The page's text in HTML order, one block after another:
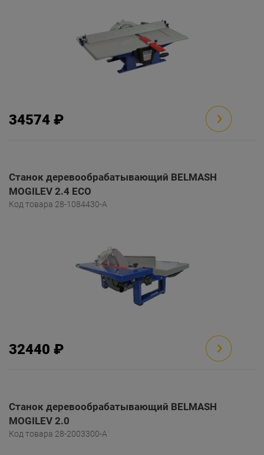
34574 ₽
Станок деревообрабатывающий BELMASH
MOGILEV 2.4 ECO
Код товара 28-1084430-A
32440 ₽
Станок деревообрабатывающий BELMASH
MOGILEV 2.0
Код товара 28-2003300-A